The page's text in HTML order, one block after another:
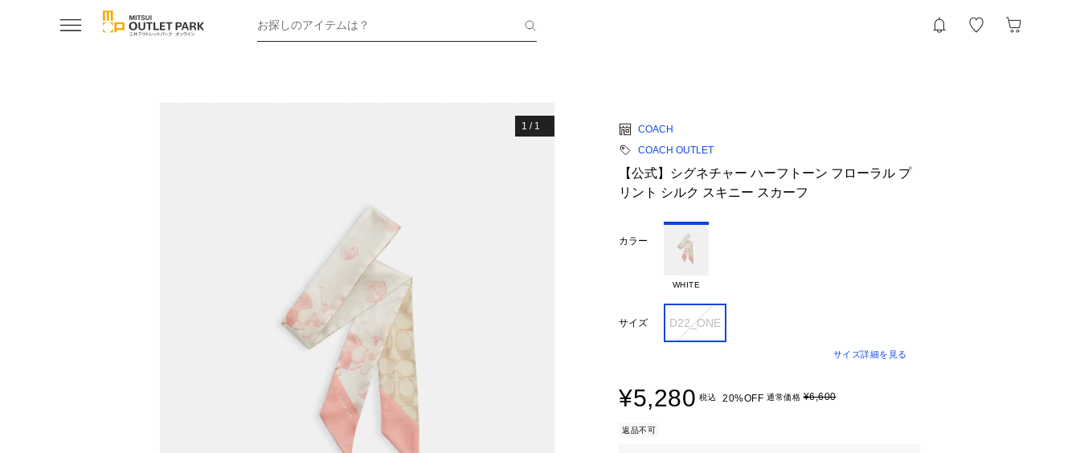
お探しのアイテムは？
1 / 1
COACH
COACH OUTLET
【公式】シグネチャー ハーフトーン フローラル プ
リント シルク スキニー スカーフ
カラー
WHITE
サイズ D22_ONE
サイズ詳細を見る
¥5,280 税込 20%OFF 通常価格¥6,600
返品不可